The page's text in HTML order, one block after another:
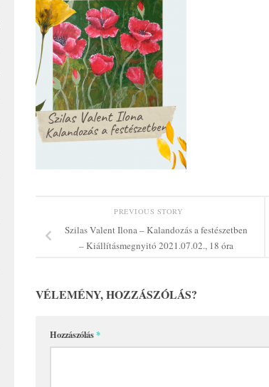
PREVIOUS STORY
Szilas Valent Ilona – Kalandozás a festészetben
– Kiállításmegnyitó 2021.07.02., 18 óra
VÉLEMÉNY, HOZZÁSZÓLÁS?
Hozzászólás*